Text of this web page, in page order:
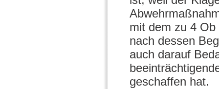
mit dem zu 4
nach dessen
auch darauf
geschaffen hat.